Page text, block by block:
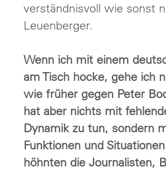
verständnisvoll wie sonst
Leuenberger.
Wenn ich mit einem
am Tisch hocke, gehe ich
wie früher gegen Peter
hat aber nichts mit
Dynamik zu tun, sondern
Funktionen und
höhnten die Journalisten,